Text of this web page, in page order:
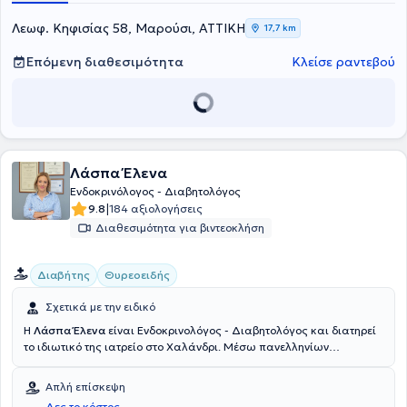
Λεωφ. Κηφισίας 58, Μαρούσι, ΑΤΤΙΚΗ 17,7 km
Επόμενη διαθεσιμότητα Κλείσε ραντεβού
Λάσπα Έλενα
Ενδοκρινόλογος - Διαβητολόγος
9.8|184 αξιολογήσεις
Διαθεσιμότητα για βιντεοκλήση
Διαβήτης Θυρεοειδής
Σχετικά με την ειδικό
Η Λάσπα Έλενα είναι Ενδοκρινολόγος - Διαβητολόγος και διατηρεί
το ιδιωτικό της ιατρείο στο Χαλάνδρι. Μέσω πανελληνίων
γραπτό διαγωνισμό έλαβε και διατήρησε για όλη τη διάρκεια των
σπουδών την υποτροφία του κληροδοτήματος "Αντωνίου
Απλή επίσκεψη